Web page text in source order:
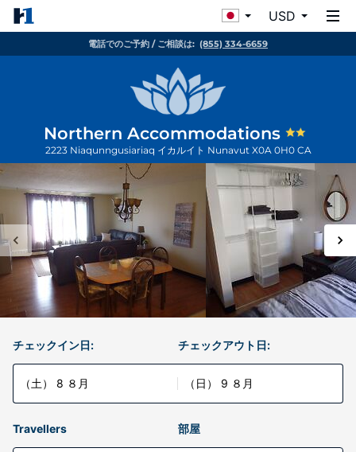
USD
電話でのご予約 / ご相談は: (855) 334-6659
Northern Accommodations
2223 Niaqunngusiariaq イカルイト Nunavut X0A 0H0 CA
チェックイン日:
（土） 8 ８月
チェックアウト日:
（日） 9 ８月
Travellers 部屋